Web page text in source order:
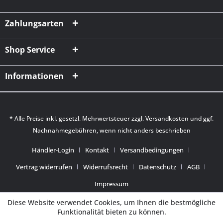
Zahlungsarten
Shop Service
Informationen
* Alle Preise inkl. gesetzl. Mehrwertsteuer zzgl.Versandkosten und ggf.
Nachnahmegebühren, wenn nicht anders beschrieben
Händler-Login Kontakt
Versandbedingungen
Vertrag widerrufen
Widerrufsrecht Datenschutz
AGB
Impressum
Diese Website verwendet Cookies, um Ihnen die bestmögliche
Funktionalität bieten zu können.